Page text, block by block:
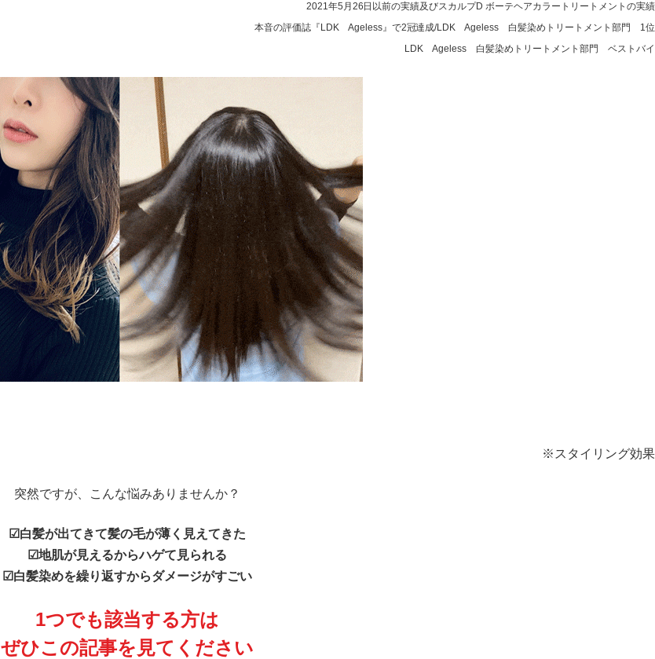
2021年5月26日以前の実績及びスカルプD ボーテヘアカラートリートメントの実績
本音の評価誌『LDK Ageless』で2冠達成/LDK Ageless 白髪染めトリートメント部門 1位
LDK Ageless 白髪染めトリートメント部門 ベストバイ
※スタイリング効果
突然ですが、こんな悩みありませんか？
☑︎白髪が出てきて髪の毛が薄く見えてきた
☑︎地肌が見えるからハゲて見られる
☑︎白髪染めを繰り返すからダメージがすごい
1つでも該当する方は
ぜひこの記事を見てください